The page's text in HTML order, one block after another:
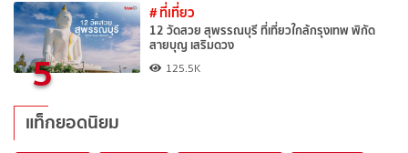
5
# ที่เที่ยว
12 วัดสวย สุพรรณบุรี ที่เที่ยวใกล้กรุงเทพ พิกัด
สายบุญ เสริมดวง
125.5K
แท็กยอดนิยม